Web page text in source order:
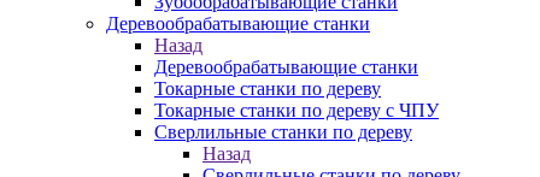
Деревообрабатывающие станки
Назад
Деревообрабатывающие станки
Токарные станки по дереву
Токарные станки по дереву с ЧПУ
Сверлильные станки по дереву
Назад